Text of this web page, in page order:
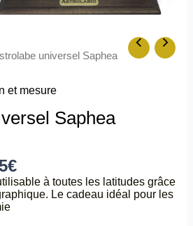
universel Saphea
et mesure
Saphea
€
à toutes les latitudes grâce
Le cadeau idéal pour les